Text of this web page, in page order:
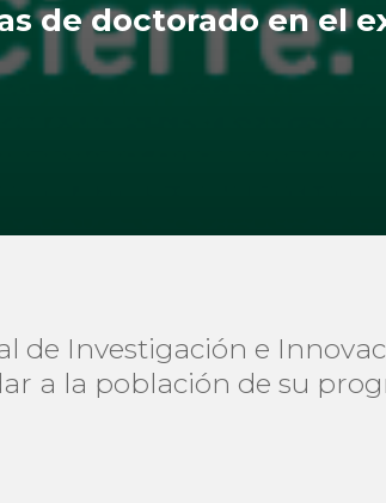
de doctorado en el
de Investigación e
a la población de su